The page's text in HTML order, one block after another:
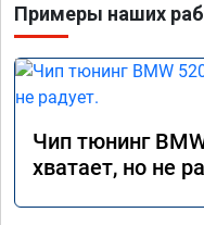
Примеры наших
Чип тюнинг
хватает, но не